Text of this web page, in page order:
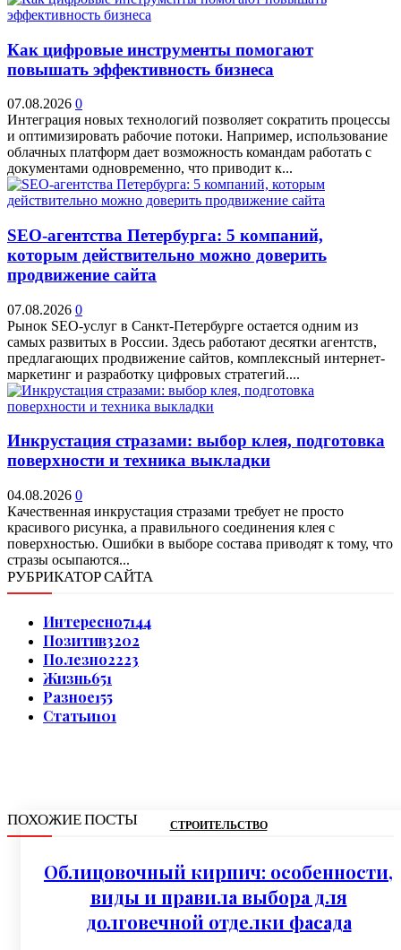
Как цифровые инструменты помогают
повышать эффективность бизнеса
07.08.2026 0
Интеграция новых технологий позволяет сократить процессы
и оптимизировать рабочие потоки. Например, использование
облачных платформ дает возможность командам работать с
документами одновременно, что приводит к...
SEO-агентства Петербурга: 5 компаний,
которым действительно можно доверить
продвижение сайта
07.08.2026 0
Рынок SEO-услуг в Санкт-Петербурге остается одним из
самых развитых в России. Здесь работают десятки агентств,
предлагающих продвижение сайтов, комплексный интернет-
маркетинг и разработку цифровых стратегий....
Инкрустация стразами: выбор клея, подготовка
поверхности и техника выкладки
04.08.2026 0
Качественная инкрустация стразами требует не просто
красивого рисунка, а правильного соединения клея с
поверхностью. Ошибки в выборе состава приводят к тому, что
стразы осыпаются...
РУБРИКАТОР САЙТА
Интересно7144
Позитив3202
Полезно2223
Жизнь651
Разное155
Статьи101
ПОХОЖИЕ ПОСТЫ СТРОИТЕЛЬСТВО
Облицовочный кирпич: особенности,
виды и правила выбора для
долговечной отделки фасада